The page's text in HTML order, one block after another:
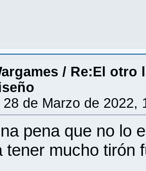
/ Re:El otro
28 de Marzo de 2022,
pena que no lo
tener mucho tirón